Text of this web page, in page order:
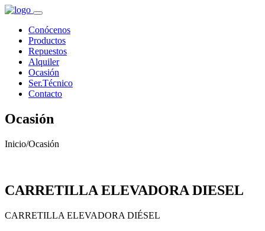
Conócenos
Productos
Repuestos
Alquiler
Ocasión
Ser.Técnico
Contacto
Ocasión
Inicio/Ocasión
CARRETILLA ELEVADORA DIESEL
CARRETILLA ELEVADORA DIÉSEL